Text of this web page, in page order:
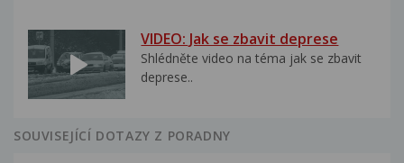
VIDEO: Jak se zbavit deprese
Shlédněte video na téma jak se zbavit
deprese..
SOUVISEJÍCÍ DOTAZY Z PORADNY